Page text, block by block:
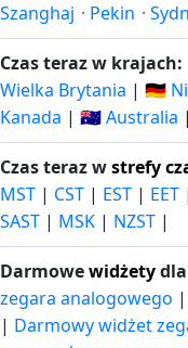
Szanghaj · Pekin ·
Czas teraz w krajach:
Wielka Brytania | 🇩🇪
Kanada | 🇦🇺 Australia |
Czas teraz wstrefy
MST | CST | EST | EET |
SAST | MSK | NZST |
Darmowewidżety
zegara analogowego |
| Darmowy widżet